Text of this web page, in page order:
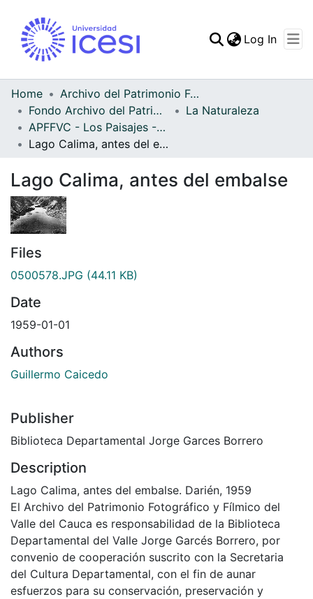
Statistics
Log In
Home
Archivo del Patrimonio Fotográfico y Fílmico del Valle del Cauca
Fondo Archivo del Patrimonio Fotográfico y Fílmico del Valle del Cauca
La Naturaleza
APFFVC - Los Paisajes - Patrimonial
Lago Calima, antes del embalse
Lago Calima, antes del embalse
Files
0500578.JPG (44.11 KB)
Date
1959-01-01
Authors
Guillermo Caicedo
Publisher
Biblioteca Departamental Jorge Garces Borrero
Description
Lago Calima, antes del embalse. Darién, 1959
El Archivo del Patrimonio Fotográfico y Fílmico del
Valle del Cauca es responsabilidad de la Biblioteca
Departamental del Valle Jorge Garcés Borrero, por
convenio de cooperación suscrito con la Secretaria
del Cultura Departamental, con el fin de aunar
esfuerzos para su conservación, preservación y